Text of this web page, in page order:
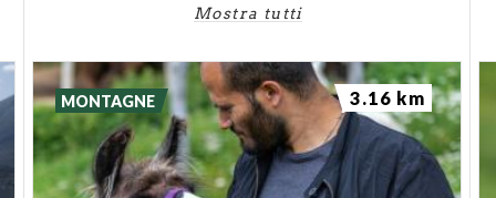
Mostra tutti
MONTAGNE 3.16 km